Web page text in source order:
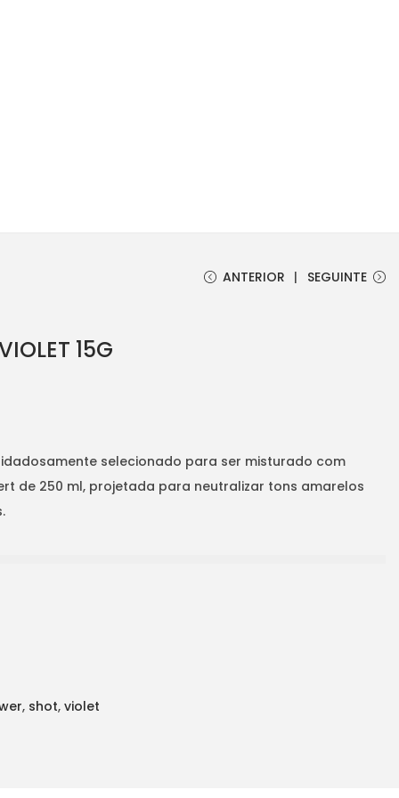
ANTERIOR SEGUINTE
15G
selecionado para ser misturado com
de 250 ml, projetada para neutralizar tons amarelos
, shot, violet